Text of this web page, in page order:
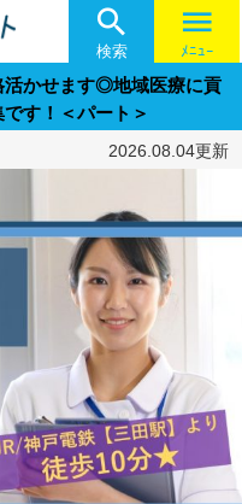

検索
menu
ﾒﾆｭｰ
活かせます◎地域医療に貢
す！＜パート＞
2026.08.04更新